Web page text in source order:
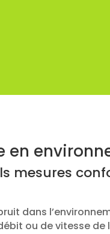
en
mesures
dans
ou de vitesse